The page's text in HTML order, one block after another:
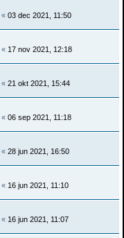
« 03 dec 2021, 11:50
« 17 nov 2021, 12:18
« 21 okt 2021, 15:44
« 06 sep 2021, 11:18
« 28 jun 2021, 16:50
« 16 jun 2021, 11:10
« 16 jun 2021, 11:07